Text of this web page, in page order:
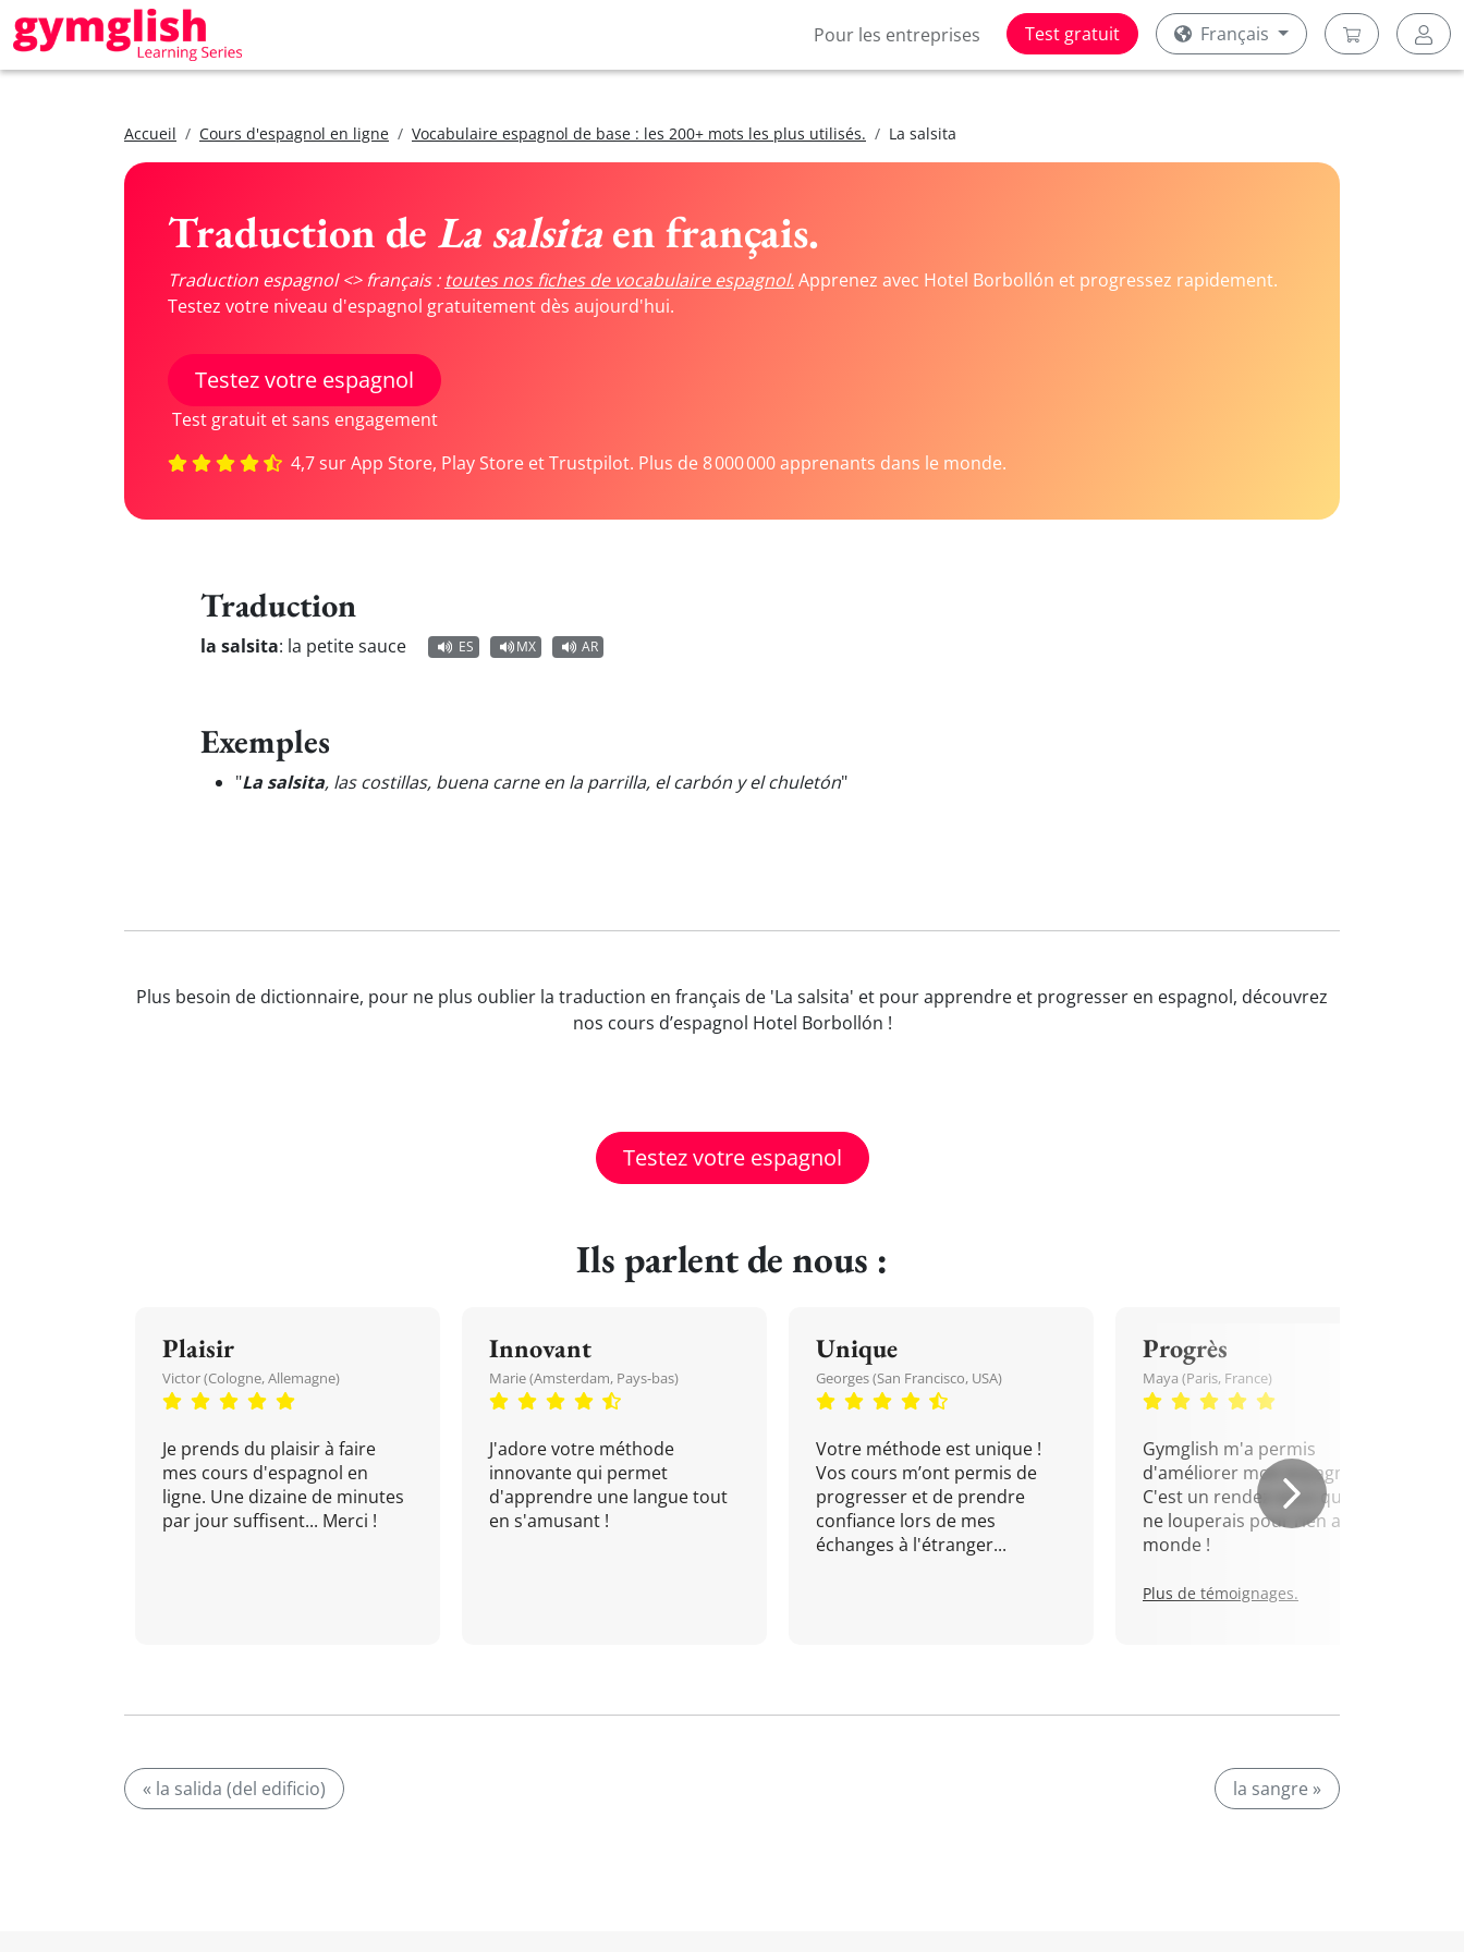
Pour les entreprises Test gratuit Français
Accueil Cours d'espagnol en ligne Vocabulaire espagnol de base : les 200+ mots les plus utilisés. La salsita
Traduction de La salsitaen français.
Traduction espagnol <> français : toutes nos fiches de vocabulaire espagnol.Apprenez avec Hotel Borbollón et progressez rapidement.
Testez votre niveau d'espagnol gratuitement dès aujourd'hui.
Testez votre espagnol
Test gratuit et sans engagement
4,7 sur App Store, Play Store et Trustpilot. Plus de 8 000 000 apprenants dans le monde.
Traduction
la salsita: la petite sauce ES MX AR
Exemples
"La salsita, las costillas, buena carne en la parrilla, el carbón y el chuletón"
Plus besoin de dictionnaire, pour ne plus oublier la traduction en français de 'La salsita' et pour apprendre et progresser en espagnol, découvrez
nos cours d’espagnol Hotel Borbollón !
Testez votre espagnol
Ils parlent de nous :
Plaisir
Victor (Cologne, Allemagne)
Je prends du plaisir à faire
mes cours d'espagnol en
ligne. Une dizaine de minutes
par jour suffisent... Merci !
Innovant
Marie (Amsterdam, Pays-bas)
J'adore votre méthode
innovante qui permet
d'apprendre une langue tout
en s'amusant !
Unique
Georges (San Francisco, USA)
Votre méthode est unique !
Vos cours m’ont permis de
progresser et de prendre
confiance lors de mes
échanges à l'étranger...
Progrès
Maya (Paris, France)
Gymglish m'a permis
d'améliorer mon espagnol.
C'est un rendez-vous que je
ne louperais pour rien au
monde !
Plus de témoignages.
« la salida (del edificio) la sangre »